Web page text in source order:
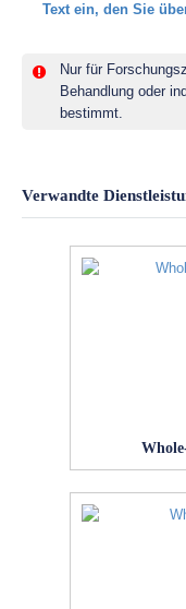
Text ein, den Sie
Nur für
Behandlung oder
bestimmt.
Verwandte